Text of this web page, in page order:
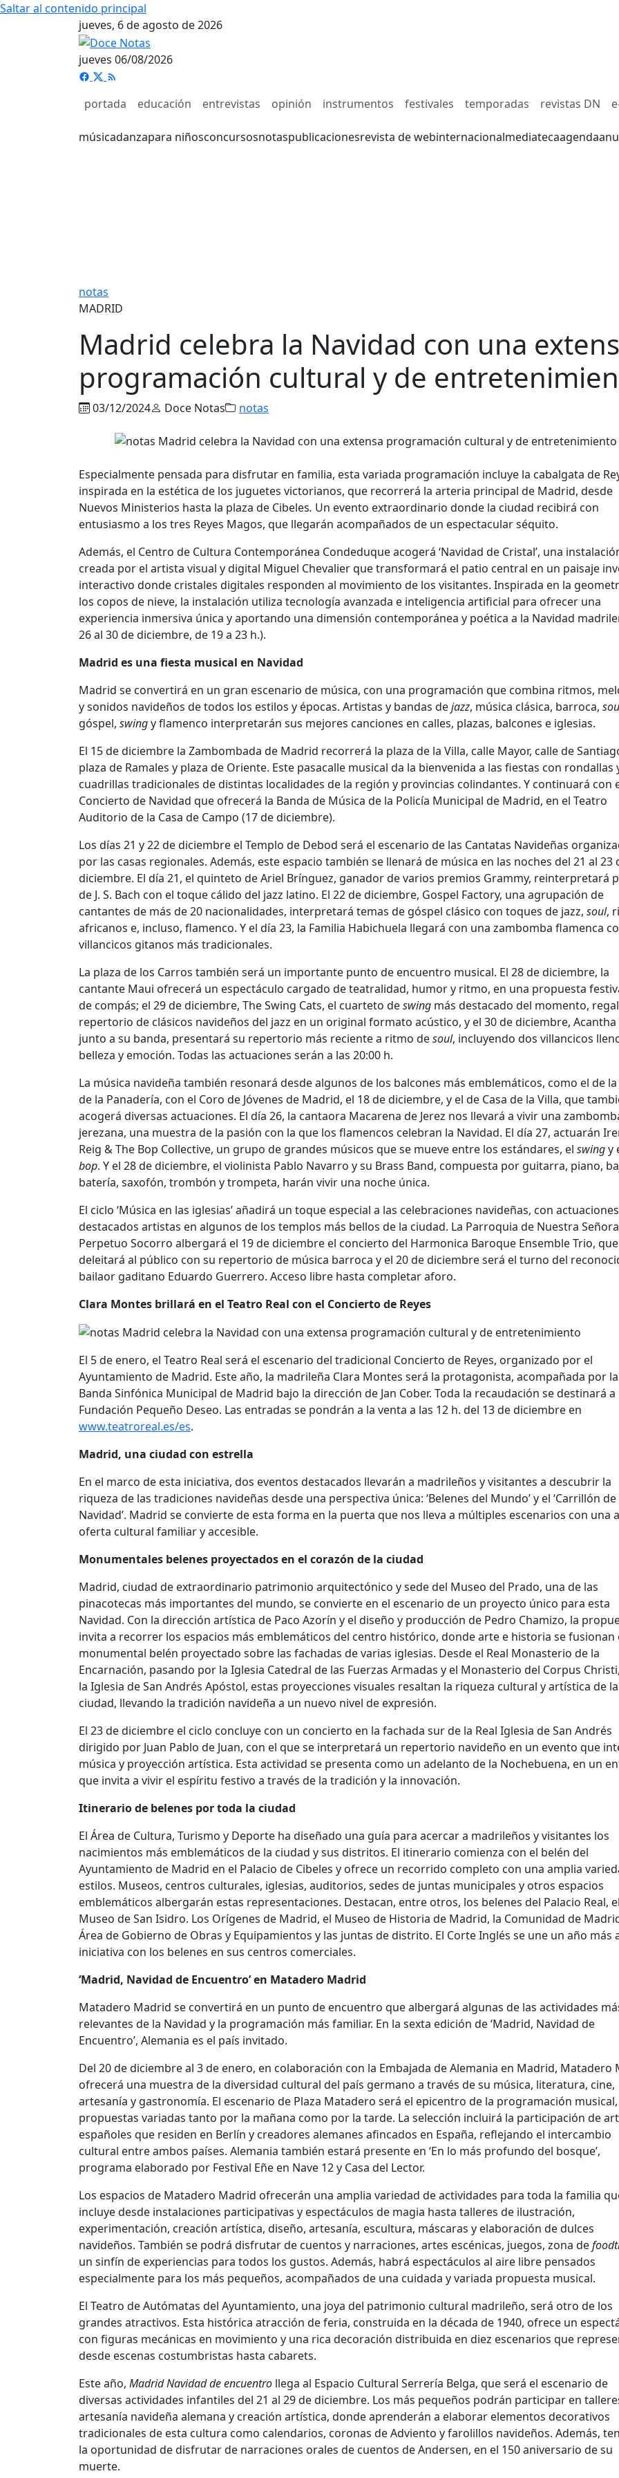
Saltar al contenido principal
jueves, 6 de agosto de 2026
jueves 06/08/2026
portada educación entrevistas opinión instrumentos festivales temporadas revistas DN
músicadanzapara niñosconcursosnotaspublicacionesrevista de webinternacionalmediatecaagenda
notas
MADRID
Madrid celebra la Navidad con una
programación cultural y de
03/12/2024 Doce Notas notas
Especialmente pensada para disfrutar en familia, esta variada programación incluye la cabalgata de
inspirada en la estética de los juguetes victorianos, que recorrerá la arteria principal de Madrid, desde
Nuevos Ministerios hasta la plaza de Cibeles. Un evento extraordinario donde la ciudad recibirá con
entusiasmo a los tres Reyes Magos, que llegarán acompañados de un espectacular séquito.
Además, el Centro de Cultura Contemporánea Condeduque acogerá ‘Navidad de Cristal’, una
creada por el artista visual y digital Miguel Chevalier que transformará el patio central en un paisaje
interactivo donde cristales digitales responden al movimiento de los visitantes. Inspirada en la
los copos de nieve, la instalación utiliza tecnología avanzada e inteligencia artificial para ofrecer una
experiencia inmersiva única y aportando una dimensión contemporánea y poética a la Navidad
26 al 30 de diciembre, de 19 a 23 h.).
Madrid es una fiesta musical en Navidad
Madrid se convertirá en un gran escenario de música, con una programación que combina ritmos,
y sonidos navideños de todos los estilos y épocas. Artistas y bandas dejazz, música clásica, barroca,
góspel, swingy flamenco interpretarán sus mejores canciones en calles, plazas, balcones e iglesias.
El 15 de diciembre la Zambombada de Madrid recorrerá la plaza de la Villa, calle Mayor, calle de
plaza de Ramales y plaza de Oriente. Este pasacalle musical da la bienvenida a las fiestas con rondallas
cuadrillas tradicionales de distintas localidades de la región y provincias colindantes. Y continuará con
Concierto de Navidad que ofrecerá la Banda de Música de la Policía Municipal de Madrid, en el Teatro
Auditorio de la Casa de Campo (17 de diciembre).
Los días 21 y 22 de diciembre el Templo de Debod será el escenario de las Cantatas Navideñas
por las casas regionales. Además, este espacio también se llenará de música en las noches del 21 al 23
diciembre. El día 21, el quinteto de Ariel Brínguez, ganador de varios premios Grammy, reinterpretará
de J. S. Bach con el toque cálido del jazz latino. El 22 de diciembre, Gospel Factory, una agrupación de
cantantes de más de 20 nacionalidades, interpretará temas de góspel clásico con toques de jazz, soul,
africanos e, incluso, flamenco. Y el día 23, la Familia Habichuela llegará con una zambomba flamenca
villancicos gitanos más tradicionales.
La plaza de los Carros también será un importante punto de encuentro musical. El 28 de diciembre, la
cantante Maui ofrecerá un espectáculo cargado de teatralidad, humor y ritmo, en una propuesta
de compás; el 29 de diciembre, The Swing Cats, el cuarteto deswing más destacado del momento,
repertorio de clásicos navideños del jazz en un original formato acústico, y el 30 de diciembre, Acantha
junto a su banda, presentará su repertorio más reciente a ritmo desoul, incluyendo dos villancicos
belleza y emoción. Todas las actuaciones serán a las 20:00 h.
La música navideña también resonará desde algunos de los balcones más emblemáticos, como el de la
de la Panadería, con el Coro de Jóvenes de Madrid, el 18 de diciembre, y el de Casa de la Villa, que
acogerá diversas actuaciones. El día 26, la cantaora Macarena de Jerez nos llevará a vivir una
jerezana, una muestra de la pasión con la que los flamencos celebran la Navidad. El día 27, actuarán
Reig & The Bop Collective, un grupo de grandes músicos que se mueve entre los estándares, el swingy
bop. Y el 28 de diciembre, el violinista Pablo Navarro y su Brass Band, compuesta por guitarra, piano,
batería, saxofón, trombón y trompeta, harán vivir una noche única.
El ciclo ‘Música en las iglesias’ añadirá un toque especial a las celebraciones navideñas, con
destacados artistas en algunos de los templos más bellos de la ciudad. La Parroquia de Nuestra
Perpetuo Socorro albergará el 19 de diciembre el concierto del Harmonica Baroque Ensemble Trio, que
deleitará al público con su repertorio de música barroca y el 20 de diciembre será el turno del
bailaor gaditano Eduardo Guerrero. Acceso libre hasta completar aforo.
Clara Montes brillará en el Teatro Real con el Concierto de Reyes
El 5 de enero, el Teatro Real será el escenario del tradicional Concierto de Reyes, organizado por el
Ayuntamiento de Madrid. Este año, la madrileña Clara Montes será la protagonista, acompañada por la
Banda Sinfónica Municipal de Madrid bajo la dirección de Jan Cober. Toda la recaudación se destinará a
Fundación Pequeño Deseo. Las entradas se pondrán a la venta a las 12 h. del 13 de diciembre en
www.teatroreal.es/es.
Madrid, una ciudad con estrella
En el marco de esta iniciativa, dos eventos destacados llevarán a madrileños y visitantes a descubrir la
riqueza de las tradiciones navideñas desde una perspectiva única: ‘Belenes del Mundo’ y el ‘Carrillón de
Navidad’. Madrid se convierte de esta forma en la puerta que nos lleva a múltiples escenarios con una
oferta cultural familiar y accesible.
Monumentales belenes proyectados en el corazón de la ciudad
Madrid, ciudad de extraordinario patrimonio arquitectónico y sede del Museo del Prado, una de las
pinacotecas más importantes del mundo, se convierte en el escenario de un proyecto único para esta
Navidad. Con la dirección artística de Paco Azorín y el diseño y producción de Pedro Chamizo, la
invita a recorrer los espacios más emblemáticos del centro histórico, donde arte e historia se fusionan
monumental belén proyectado sobre las fachadas de varias iglesias. Desde el Real Monasterio de la
Encarnación, pasando por la Iglesia Catedral de las Fuerzas Armadas y el Monasterio del Corpus
la Iglesia de San Andrés Apóstol, estas proyecciones visuales resaltan la riqueza cultural y artística de la
ciudad, llevando la tradición navideña a un nuevo nivel de expresión.
El 23 de diciembre el ciclo concluye con un concierto en la fachada sur de la Real Iglesia de San Andrés
dirigido por Juan Pablo de Juan, con el que se interpretará un repertorio navideño en un evento que
música y proyección artística. Esta actividad se presenta como un adelanto de la Nochebuena, en un
que invita a vivir el espíritu festivo a través de la tradición y la innovación.
Itinerario de belenes por toda la ciudad
El Área de Cultura, Turismo y Deporte ha diseñado una guía para acercar a madrileños y visitantes los
nacimientos más emblemáticos de la ciudad y sus distritos. El itinerario comienza con el belén del
Ayuntamiento de Madrid en el Palacio de Cibeles y ofrece un recorrido completo con una amplia
estilos. Museos, centros culturales, iglesias, auditorios, sedes de juntas municipales y otros espacios
emblemáticos albergarán estas representaciones. Destacan, entre otros, los belenes del Palacio Real, el
Museo de San Isidro. Los Orígenes de Madrid, el Museo de Historia de Madrid, la Comunidad de
Área de Gobierno de Obras y Equipamientos y las juntas de distrito. El Corte Inglés se une un año más
iniciativa con los belenes en sus centros comerciales.
‘Madrid, Navidad de Encuentro’ en Matadero Madrid
Matadero Madrid se convertirá en un punto de encuentro que albergará algunas de las actividades
relevantes de la Navidad y la programación más familiar. En la sexta edición de ‘Madrid, Navidad de
Encuentro’, Alemania es el país invitado.
Del 20 de diciembre al 3 de enero, en colaboración con la Embajada de Alemania en Madrid, Matadero
ofrecerá una muestra de la diversidad cultural del país germano a través de su música, literatura, cine,
artesanía y gastronomía. El escenario de Plaza Matadero será el epicentro de la programación
propuestas variadas tanto por la mañana como por la tarde. La selección incluirá la participación de
españoles que residen en Berlín y creadores alemanes afincados en España, reflejando el intercambio
cultural entre ambos países. Alemania también estará presente en ‘En lo más profundo del bosque’,
programa elaborado por Festival Eñe en Nave 12 y Casa del Lector.
Los espacios de Matadero Madrid ofrecerán una amplia variedad de actividades para toda la familia
incluye desde instalaciones participativas y espectáculos de magia hasta talleres de ilustración,
experimentación, creación artística, diseño, artesanía, escultura, máscaras y elaboración de dulces
navideños. También se podrá disfrutar de cuentos y narraciones, artes escénicas, juegos, zona de
un sinfín de experiencias para todos los gustos. Además, habrá espectáculos al aire libre pensados
especialmente para los más pequeños, acompañados de una cuidada y variada propuesta musical.
El Teatro de Autómatas del Ayuntamiento, una joya del patrimonio cultural madrileño, será otro de los
grandes atractivos. Esta histórica atracción de feria, construida en la década de 1940, ofrece un
con figuras mecánicas en movimiento y una rica decoración distribuida en diez escenarios que
desde escenas costumbristas hasta cabarets.
Este año, Madrid Navidad de encuentro llega al Espacio Cultural Serrería Belga, que será el escenario de
diversas actividades infantiles del 21 al 29 de diciembre. Los más pequeños podrán participar en
artesanía navideña alemana y creación artística, donde aprenderán a elaborar elementos decorativos
tradicionales de esta cultura como calendarios, coronas de Adviento y farolillos navideños. Además,
la oportunidad de disfrutar de narraciones orales de cuentos de Andersen, en el 150 aniversario de su
muerte.